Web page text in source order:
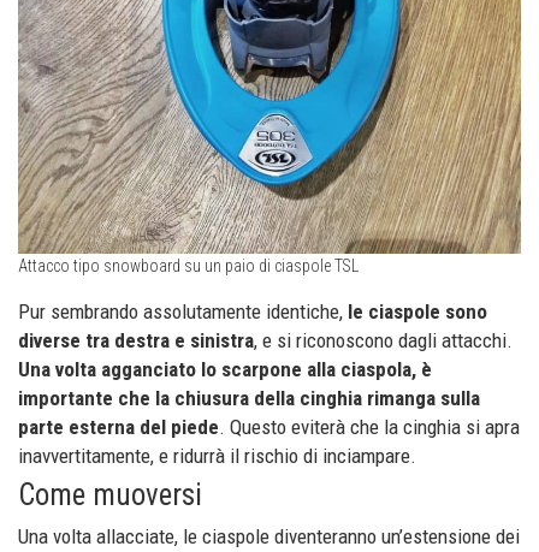
Attacco tipo snowboard su un paio di ciaspole TSL
Pur sembrando assolutamente identiche, le ciaspole sono
diverse tra destra e sinistra, e si riconoscono dagli attacchi.
Una volta agganciato lo scarpone alla ciaspola, è
importante che la chiusura della cinghia rimanga sulla
parte esterna del piede. Questo eviterà che la cinghia si apra
inavvertitamente, e ridurrà il rischio di inciampare.
Come muoversi
Una volta allacciate, le ciaspole diventeranno un’estensione dei